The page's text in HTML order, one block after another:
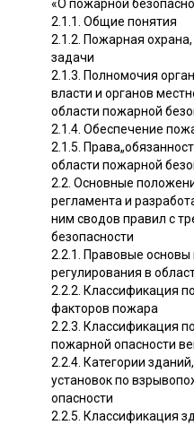
«О пожарной
2.1.1. Общие понятия
2.1.2. Пожарная
задачи
2.1.3. Полномочия
власти и органов
области пожарной
2.1.4. Обеспечение
2.1.5.
области пожарной
2.2. Основные
регламента и
ним сводов правил с
безопасности
2.2.1. Правовые основы
регулирования в
2.2.2. Классификация
факторов пожара
2.2.3. Классификация
пожарной опасности
2.2.4. Категории
установок по
опасности
2.2.5. Классификация